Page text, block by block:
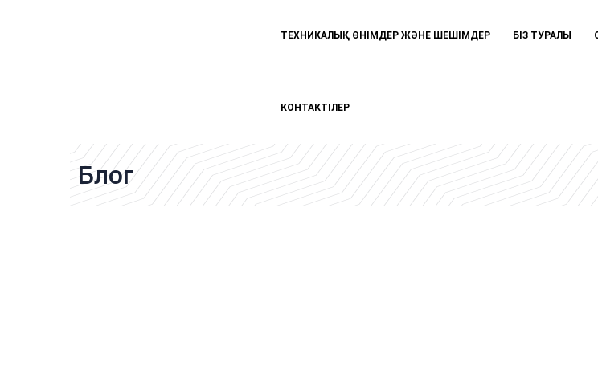
ТЕХНИКАЛЫҚ ӨНІМДЕР ЖӘНЕ ШЕШІМДЕР БІЗ ТУРАЛЫ
КОНТАКТІЛЕР
Блог